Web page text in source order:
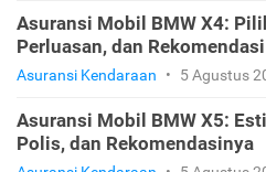
Asuransi Mobil BMW X4:
Perluasan, dan Rekomendasi
Asuransi Kendaraan • 5 Agustus
Asuransi Mobil BMW X5:
Polis, dan Rekomendasinya